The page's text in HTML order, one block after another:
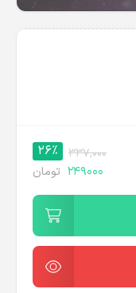
337,000
26%
249000 تومان